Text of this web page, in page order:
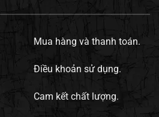
Mua hàng và thanh toán.
Điều khoản sử dụng.
Cam kết chất lượng.